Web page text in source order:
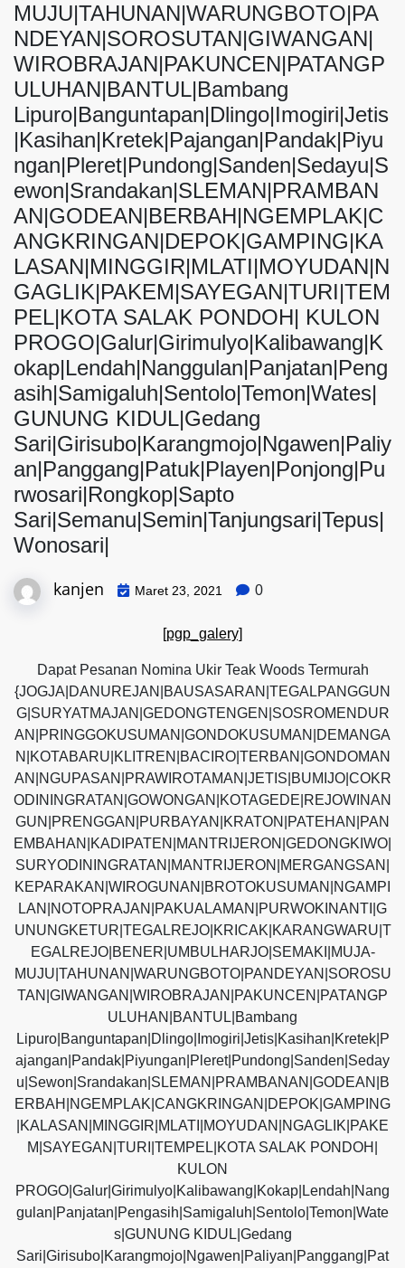
MUJU|TAHUNAN|WARUNGBOTO|PA
NDEYAN|SOROSUTAN|GIWANGAN|
WIROBRAJAN|PAKUNCEN|PATANGP
ULUHAN|BANTUL|Bambang
Lipuro|Banguntapan|Dlingo|Imogiri|Jetis
|Kasihan|Kretek|Pajangan|Pandak|Piyu
ngan|Pleret|Pundong|Sanden|Sedayu|S
ewon|Srandakan|SLEMAN|PRAMBAN
AN|GODEAN|BERBAH|NGEMPLAK|C
ANGKRINGAN|DEPOK|GAMPING|KA
LASAN|MINGGIR|MLATI|MOYUDAN|N
GAGLIK|PAKEM|SAYEGAN|TURI|TEM
PEL|KOTA SALAK PONDOH| KULON
PROGO|Galur|Girimulyo|Kalibawang|K
okap|Lendah|Nanggulan|Panjatan|Peng
asih|Samigaluh|Sentolo|Temon|Wates|
GUNUNG KIDUL|Gedang
Sari|Girisubo|Karangmojo|Ngawen|Paliy
an|Panggang|Patuk|Playen|Ponjong|Pu
rwosari|Rongkop|Sapto
Sari|Semanu|Semin|Tanjungsari|Tepus|
Wonosari|
kanjen Maret 23, 2021 0
[pgp_galery]
Dapat Pesanan Nomina Ukir Teak Woods Termurah
{JOGJA|DANUREJAN|BAUSASARAN|TEGALPANGGUN
G|SURYATMAJAN|GEDONGTENGEN|SOSROMENDUR
AN|PRINGGOKUSUMAN|GONDOKUSUMAN|DEMANGA
N|KOTABARU|KLITREN|BACIRO|TERBAN|GONDOMAN
AN|NGUPASAN|PRAWIROTAMAN|JETIS|BUMIJO|COKR
ODININGRATAN|GOWONGAN|KOTAGEDE|REJOWINAN
GUN|PRENGGAN|PURBAYAN|KRATON|PATEHAN|PAN
EMBAHAN|KADIPATEN|MANTRIJERON|GEDONGKIWO|
SURYODININGRATAN|MANTRIJERON|MERGANGSAN|
KEPARAKAN|WIROGUNAN|BROTOKUSUMAN|NGAMPI
LAN|NOTOPRAJAN|PAKUALAMAN|PURWOKINANTI|G
UNUNGKETUR|TEGALREJO|KRICAK|KARANGWARU|T
EGALREJO|BENER|UMBULHARJO|SEMAKI|MUJA-
MUJU|TAHUNAN|WARUNGBOTO|PANDEYAN|SOROSU
TAN|GIWANGAN|WIROBRAJAN|PAKUNCEN|PATANGP
ULUHAN|BANTUL|Bambang
Lipuro|Banguntapan|Dlingo|Imogiri|Jetis|Kasihan|Kretek|P
ajangan|Pandak|Piyungan|Pleret|Pundong|Sanden|Seday
u|Sewon|Srandakan|SLEMAN|PRAMBANAN|GODEAN|B
ERBAH|NGEMPLAK|CANGKRINGAN|DEPOK|GAMPING
|KALASAN|MINGGIR|MLATI|MOYUDAN|NGAGLIK|PAKE
M|SAYEGAN|TURI|TEMPEL|KOTA SALAK PONDOH|
KULON
PROGO|Galur|Girimulyo|Kalibawang|Kokap|Lendah|Nang
gulan|Panjatan|Pengasih|Samigaluh|Sentolo|Temon|Wate
s|GUNUNG KIDUL|Gedang
Sari|Girisubo|Karangmojo|Ngawen|Paliyan|Panggang|Pat